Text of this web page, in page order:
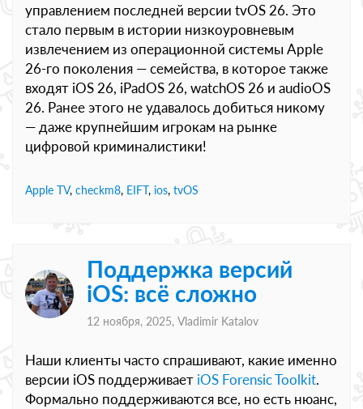
управлением последней версии tvOS 26. Это
стало первым в истории низкоуровневым
извлечением из операционной системы Apple
26-го поколения — семейства, в которое также
входят iOS 26, iPadOS 26, watchOS 26 и audioOS
26. Ранее этого не удавалось добиться никому
— даже крупнейшим игрокам на рынке
цифровой криминалистики!
Apple TV, checkm8, EIFT, ios, tvOS
Поддержка версий
iOS: всё сложно
12 ноября, 2025, Vladimir Katalov
Наши клиенты часто спрашивают, какие именно
версии iOS поддерживает iOS Forensic Toolkit.
Формально поддерживаются все, но есть нюанс,